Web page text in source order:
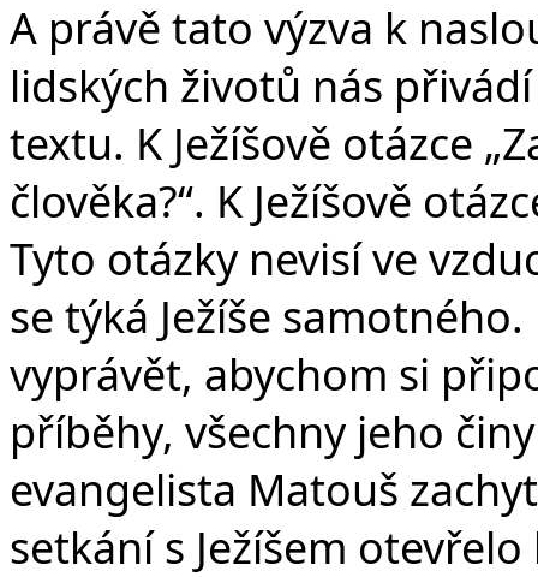
A právě tato výzva k
lidských životů nás
textu. K Ježíšově otázce
člověka?“. K Ježíšově
Tyto otázky nevisí ve
se týká Ježíše
vyprávět, abychom si
příběhy, všechny jeho
evangelista Matouš
setkání s Ježíšem